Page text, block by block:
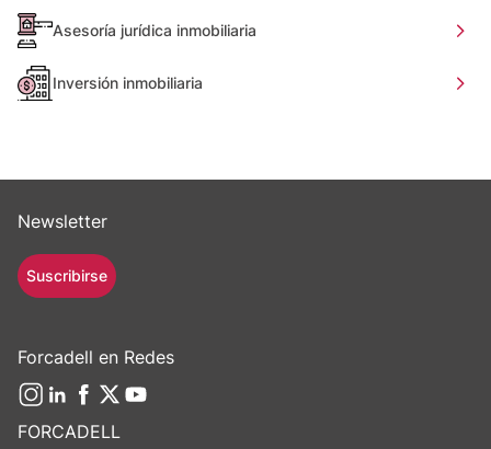
Asesoría jurídica inmobiliaria
Inversión inmobiliaria
FORCADELL
Newsletter
Suscribirse
Forcadell en Redes